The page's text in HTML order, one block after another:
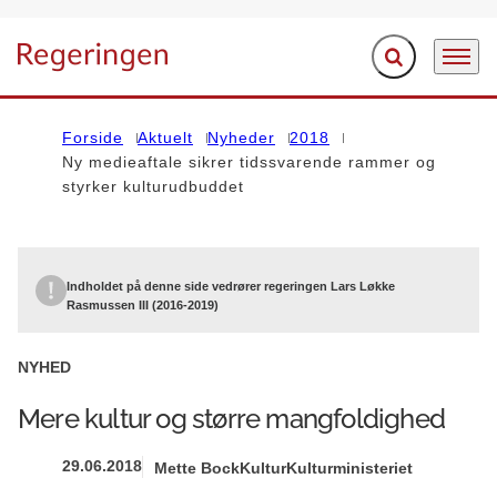
Gå til forsiden Fold søgefelt ud
Menu
Forside Aktuelt Nyheder
2018
Ny medieaftale sikrer tidssvarende rammer og
styrker kulturudbuddet
Indholdet på denne side vedrører regeringen Lars Løkke
Rasmussen III (2016-2019)
NYHED
Mere kultur og større mangfoldighed
29.06.2018 Mette BockKulturKulturministeriet